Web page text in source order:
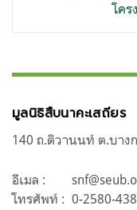
โค
มูลนิธิสืบนาคะเสถียร
140 ถ.ติวานนท์ ต.บาง
อีเมล :
โทรศัพท์ : 0-2580-